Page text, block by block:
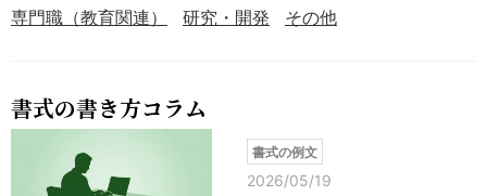
専門職（教育関連）
研究・開発 その他
書式の書き方コラム
書式の例文
2026/05/19